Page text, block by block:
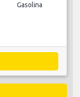
Gasolina